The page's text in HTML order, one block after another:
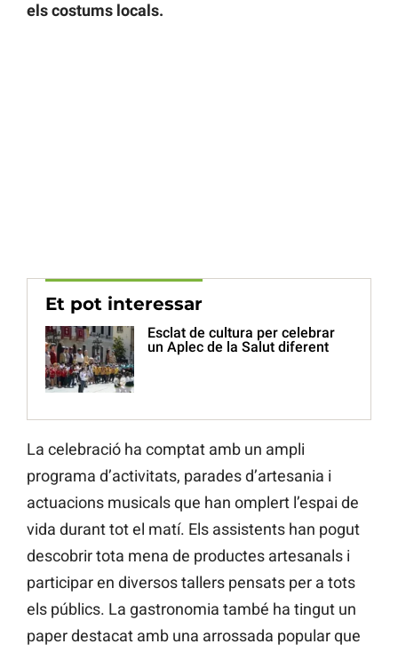
els costums locals.
Et pot interessar
Esclat de cultura per celebrar
un Aplec de la Salut diferent
La celebració ha comptat amb un ampli
programa d’activitats, parades d’artesania i
actuacions musicals que han omplert l’espai de
vida durant tot el matí. Els assistents han pogut
descobrir tota mena de productes artesanals i
participar en diversos tallers pensats per a tots
els públics. La gastronomia també ha tingut un
paper destacat amb una arrossada popular que